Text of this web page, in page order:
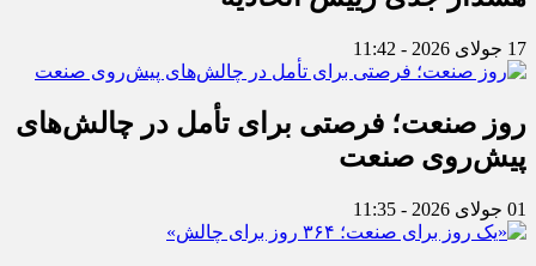
17 جولای 2026 - 11:42
روز صنعت؛ فرصتی برای تأمل در چالش‌های
پیش‌روی صنعت
01 جولای 2026 - 11:35